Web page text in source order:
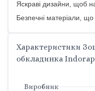
Яскраві дизайни, щоб
Безпечні матеріали, що
Характеристики
обкладинка
Виробник